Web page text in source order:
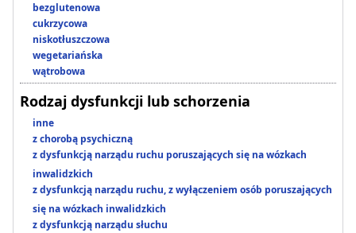
bezglutenowa
cukrzycowa
niskotłuszczowa
wegetariańska
wątrobowa
Rodzaj dysfunkcji lub schorzenia
inne
z chorobą psychiczną
z dysfunkcją narządu ruchu poruszających się na wózkach
inwalidzkich
z dysfunkcją narządu ruchu, z wyłączeniem osób poruszających
się na wózkach inwalidzkich
z dysfunkcją narządu słuchu